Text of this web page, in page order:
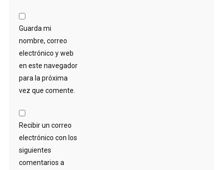
Guarda mi
nombre, correo
electrónico y web
en este navegador
para la próxima
vez que comente.
Recibir un correo
electrónico con los
siguientes
comentarios a